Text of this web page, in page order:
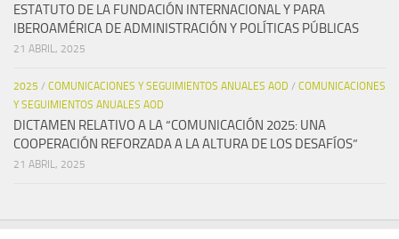
ESTATUTO DE LA FUNDACIÓN INTERNACIONAL Y PARA
IBEROAMÉRICA DE ADMINISTRACIÓN Y POLÍTICAS PÚBLICAS
21 ABRIL, 2025
2025 / COMUNICACIONES Y SEGUIMIENTOS ANUALES AOD / COMUNICACIONES
Y SEGUIMIENTOS ANUALES AOD
DICTAMEN RELATIVO A LA “COMUNICACIÓN 2025: UNA
COOPERACIÓN REFORZADA A LA ALTURA DE LOS DESAFÍOS”
21 ABRIL, 2025